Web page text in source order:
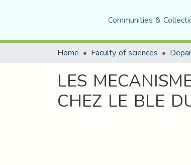
Communities &
Home Faculty of sciences
LES
CHEZ LE BLE